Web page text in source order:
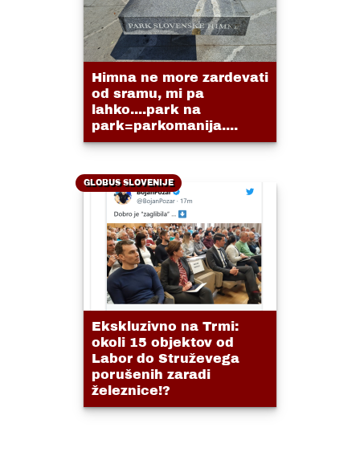
Himna ne more zardevati
od sramu, mi pa
lahko....park na
park=parkomanija....
GLOBUS SLOVENIJE
Ekskluzivno na Trmi:
okoli 15 objektov od
Labor do Struževega
porušenih zaradi
železnice!?